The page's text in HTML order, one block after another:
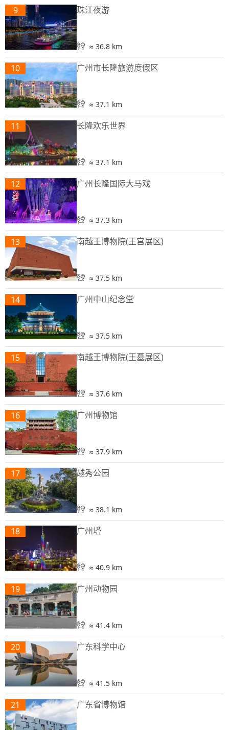
9 珠江夜游
≈ 36.8 km
10 广州市长隆旅游度假区
≈ 37.1 km
11 长隆欢乐世界
≈ 37.1 km
12 广州长隆国际大马戏
≈ 37.3 km
13 南越王博物院(王宫展区)
≈ 37.5 km
14 广州中山纪念堂
≈ 37.5 km
15 南越王博物院(王墓展区)
≈ 37.6 km
16 广州博物馆
≈ 37.9 km
17 越秀公园
≈ 38.1 km
18 广州塔
≈ 40.9 km
19 广州动物园
≈ 41.4 km
20 广东科学中心
≈ 41.5 km
21 广东省博物馆